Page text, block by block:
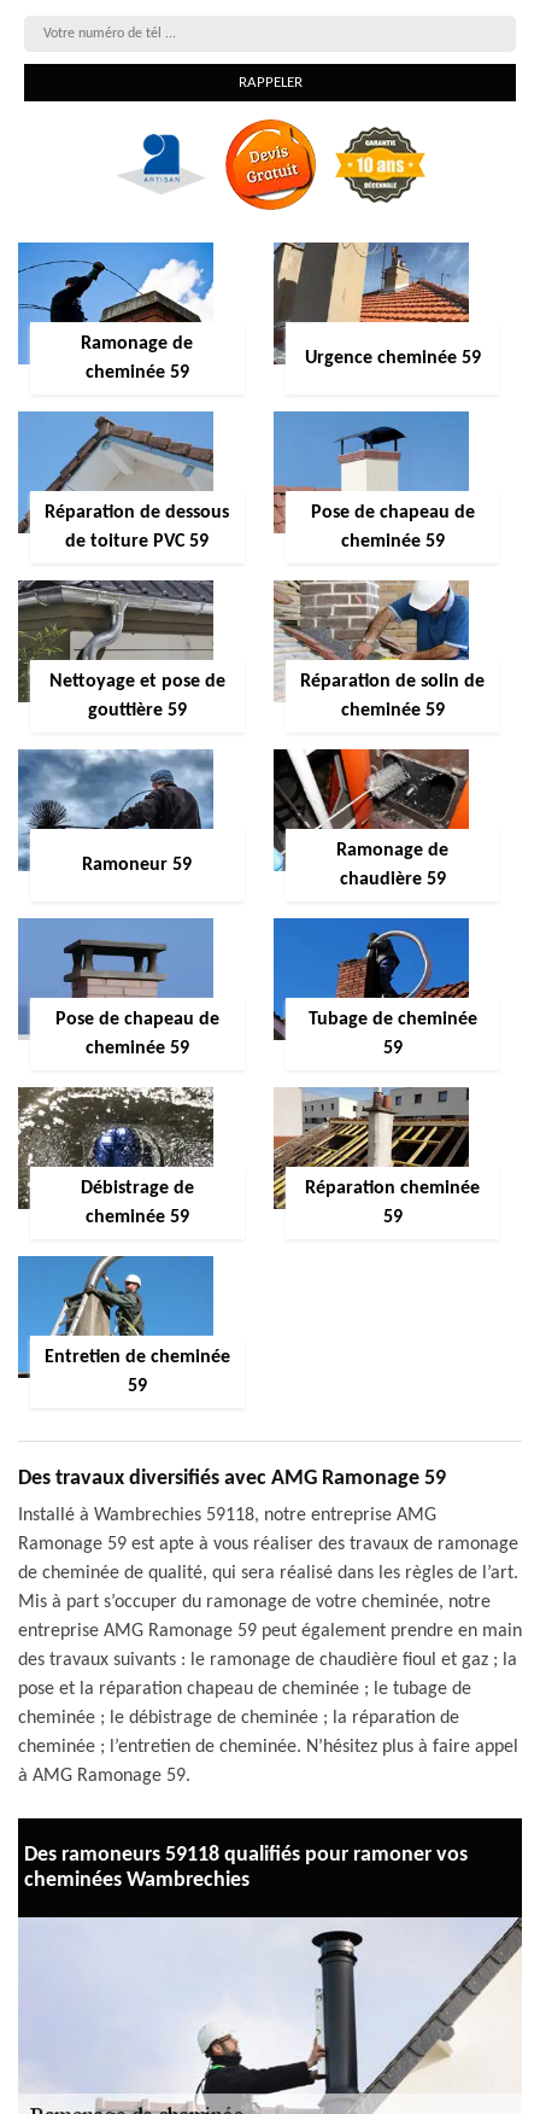
Ramonage de
cheminée 59
Urgence cheminée 59
Réparation de dessous
de toiture PVC 59
Pose de chapeau de
cheminée 59
Nettoyage et pose de
gouttière 59
Réparation de solin de
cheminée 59
Ramoneur 59
Ramonage de
chaudière 59
Pose de chapeau de
cheminée 59
Tubage de cheminée
59
Débistrage de
cheminée 59
Réparation cheminée
59
Entretien de cheminée
59
Des travaux diversifiés avec AMG Ramonage 59
Installé à Wambrechies 59118, notre entreprise AMG
Ramonage 59 est apte à vous réaliser des travaux de ramonage
de cheminée de qualité, qui sera réalisé dans les règles de l’art.
Mis à part s’occuper du ramonage de votre cheminée, notre
entreprise AMG Ramonage 59 peut également prendre en main
des travaux suivants : le ramonage de chaudière fioul et gaz ; la
pose et la réparation chapeau de cheminée ; le tubage de
cheminée ; le débistrage de cheminée ; la réparation de
cheminée ; l’entretien de cheminée. N’hésitez plus à faire appel
à AMG Ramonage 59.
Des ramoneurs 59118 qualifiés pour ramoner vos
cheminées Wambrechies